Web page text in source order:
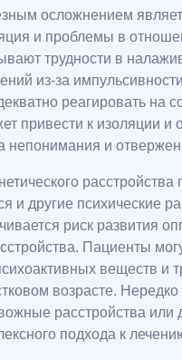
осложнением
и проблемы в
трудности в
из-за
реагировать на
привести к изоляции и
непонимания и
расстройства
и другие психические
риск развития
Пациенты
веществ и
возрасте. Нередко
расстройства или
подхода к